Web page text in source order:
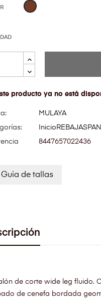
MARRÓN
producto ya no está
MULAYA
Inicio REBAJAS
8447657022436
Guia de tallas
de corte wide leg fluido.
de cenefa bordada